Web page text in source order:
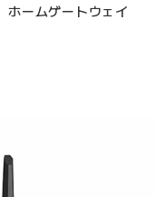
ホームゲートウェイ